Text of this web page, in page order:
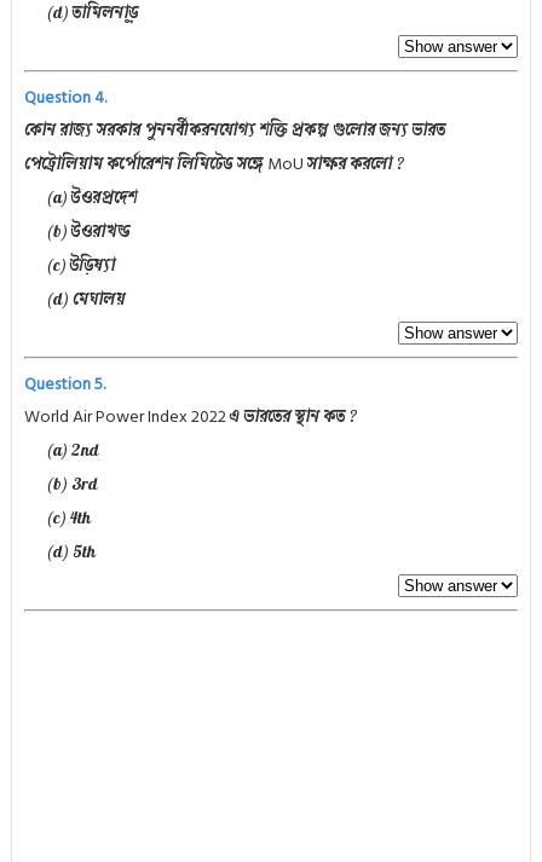
(d) তামিলনাড়ু
Question 4.
কোন রাজ্য সরকার পুননর্বীকরনযোগ্য শক্তি প্রকল্প গুলোর জন্য ভারত
পেট্রোলিয়াম কর্পোরেশন লিমিটেড সঙ্গেMoUসাক্ষর করলো ?
(a) উওরপ্রদেশ
(b) উওরাখন্ড
(c) উড়িষ্যা
(d) মেঘালয়
Question 5.
World Air Power Index2022এ ভারতের স্থান কত ?
(a) 2nd
(b) 3rd
(c) 4th
(d) 5th